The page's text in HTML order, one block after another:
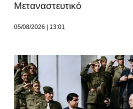
Μεταναστευτικό
05/08/2026 13:01